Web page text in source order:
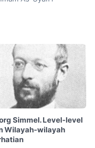
Simmel. Level-level
Wilayah-wilayah